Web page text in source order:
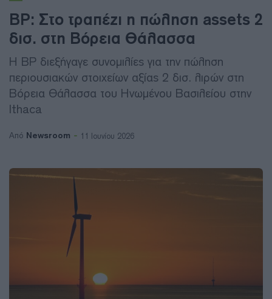
BP: Στο τραπέζι η πώληση assets 2
δισ. στη Βόρεια Θάλασσα
Η BP διεξήγαγε συνομιλίες για την πώληση
περιουσιακών στοιχείων αξίας 2 δισ. λιρών στη
Βόρεια Θάλασσα του Ηνωμένου Βασιλείου στην
Ithaca
Από Newsroom 11 Ιουνίου 2026